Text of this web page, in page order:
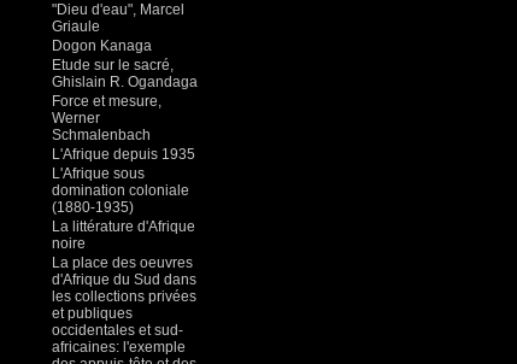
"Dieu d'eau", Marcel
Griaule
Dogon Kanaga
Etude sur le sacré,
Ghislain R. Ogandaga
Force et mesure,
Werner
Schmalenbach
L'Afrique depuis 1935
L'Afrique sous
domination coloniale
(1880-1935)
La littérature d'Afrique
noire
La place des oeuvres
d'Afrique du Sud dans
les collections privées
et publiques
occidentales et sud-
africaines: l'exemple